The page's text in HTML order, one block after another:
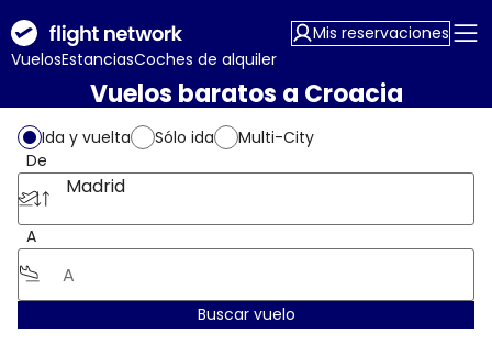
VuelosEstanciasCoches de alquiler
Mis reservaciones
Vuelos baratos a Croacia
Ida y vuelta Sólo ida
Multi-City
De
Madrid
A
Buscar vuelo